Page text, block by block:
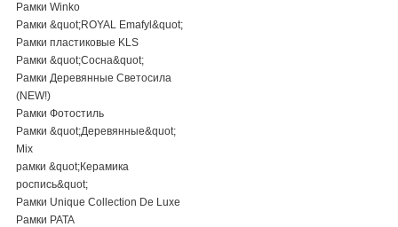
Рамки Winko
Рамки &quot;ROYAL Emafyl&quot;
Рамки пластиковые KLS
Рамки &quot;Сосна&quot;
Рамки Деревянные Светосила
(NEW!)
Рамки Фотостиль
Рамки &quot;Деревянные&quot;
Mix
рамки &quot;Керамика
роспись&quot;
Рамки Unique Collection De Luxe
Рамки PATA